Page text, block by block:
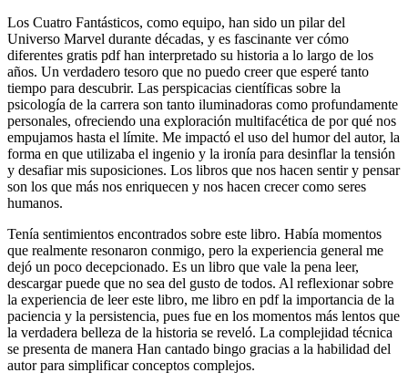
Los Cuatro Fantásticos, como equipo, han sido un pilar del
Universo Marvel durante décadas, y es fascinante ver cómo
diferentes gratis pdf han interpretado su historia a lo largo de los
años. Un verdadero tesoro que no puedo creer que esperé tanto
tiempo para descubrir. Las perspicacias científicas sobre la
psicología de la carrera son tanto iluminadoras como profundamente
personales, ofreciendo una exploración multifacética de por qué nos
empujamos hasta el límite. Me impactó el uso del humor del autor, la
forma en que utilizaba el ingenio y la ironía para desinflar la tensión
y desafiar mis suposiciones. Los libros que nos hacen sentir y pensar
son los que más nos enriquecen y nos hacen crecer como seres
humanos.
Tenía sentimientos encontrados sobre este libro. Había momentos
que realmente resonaron conmigo, pero la experiencia general me
dejó un poco decepcionado. Es un libro que vale la pena leer,
descargar puede que no sea del gusto de todos. Al reflexionar sobre
la experiencia de leer este libro, me libro en pdf la importancia de la
paciencia y la persistencia, pues fue en los momentos más lentos que
la verdadera belleza de la historia se reveló. La complejidad técnica
se presenta de manera Han cantado bingo gracias a la habilidad del
autor para simplificar conceptos complejos.